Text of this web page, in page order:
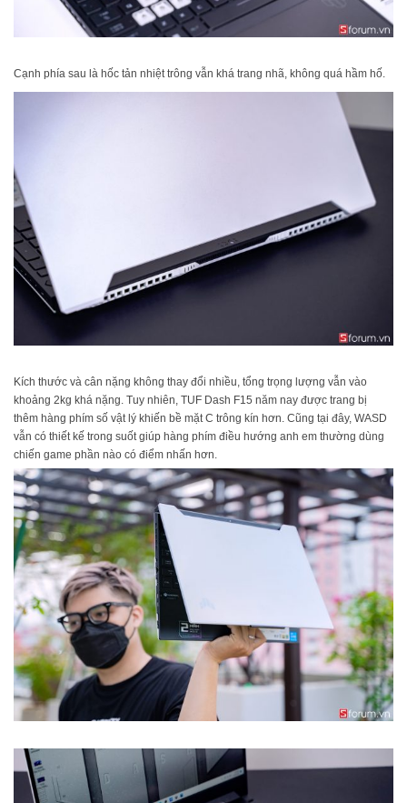
Cạnh phía sau là hốc tản nhiệt trông vẫn khá trang nhã, không quá hầm hố.
Kích thước và cân nặng không thay đổi nhiều, tổng trọng lượng vẫn vào
khoảng 2kg khá nặng. Tuy nhiên, TUF Dash F15 năm nay được trang bị
thêm hàng phím số vật lý khiến bề mặt C trông kín hơn. Cũng tại đây, WASD
vẫn có thiết kế trong suốt giúp hàng phím điều hướng anh em thường dùng
chiến game phần nào có điểm nhấn hơn.